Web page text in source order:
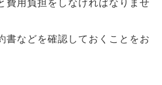
書などを確認しておくことをお